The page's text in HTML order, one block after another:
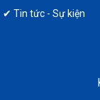
✔ Tin tức - Sự kiện